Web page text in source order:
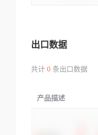
出口数据
共计 0条出口数据
产品描述